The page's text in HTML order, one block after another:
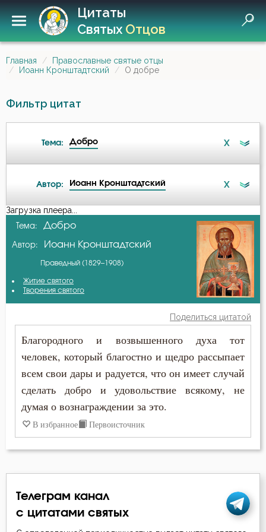
Цитаты
СвятыхОтцов
Главная
Православные святые отцы
Иоанн Кронштадтский
О добре
Фильтр цитат
Тема: Добро X
Беда
Благочестие
Ближний
Будущее
Воскресение
Врач
Гонение
Гордость
Грех
Дело
Автор: Иоанн Кронштадтский X
А-я
Авва Дорофей
Амвросий Оптинский (Гренков)
Анатолий Оптинский (Зерцалов)
Антоний Великий
Афанасий Великий
Василий Великий
Григорий Богослов
Ефрем Сирин
Загрузка плеера...
Тема: Добро
Автор: Иоанн Кронштадтский
Праведный (1829–1908)
Житие святого
Творения святого
Поделиться цитатой
Благородного и возвышенного духа тот
человек, который благостно и щедро рассыпает
всем свои дары и радуется, что он имеет случай
сделать добро и удовольствие всякому, не
думая о вознаграждении за это.
В избранное Первоисточник
Телеграм канал
с цитатами святых